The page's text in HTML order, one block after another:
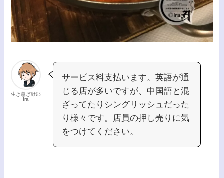
生き急ぎ野郎
Ira
サービス料支払います。英語が通
じる店が多いですが、中国語と混
ざってたりシングリッシュだった
り様々です。店員の押し売りに気
をつけてください。